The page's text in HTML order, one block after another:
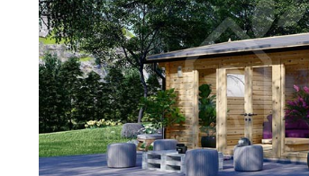
3,8 4
3,36 2
3,04 2
3,15 4
3,68 1